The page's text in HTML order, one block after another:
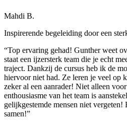
Mahdi B.
Inspirerende begeleiding door een
“Top ervaring gehad! Gunther weet
staat een ijzersterk team die je echt
traject. Dankzij de cursus heb ik de
hiervoor niet had. Ze leren je veel op
zeker al een aanrader! Niet alleen
enthousiasme van het team is
gelijkgestemde mensen niet vergeten!
samen!”